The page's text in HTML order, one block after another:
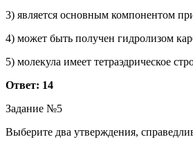
3) является основным компонентом
4) может быть получен гидролизом
5) молекула имеет тетраэдрическое
Ответ: 14
Задание №5
Выберите два утверждения,